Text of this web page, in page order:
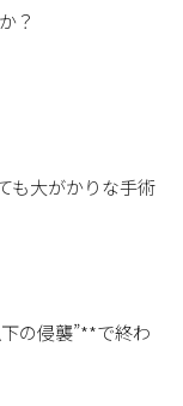
？
も大がかりな手術
の侵襲”**で終わ